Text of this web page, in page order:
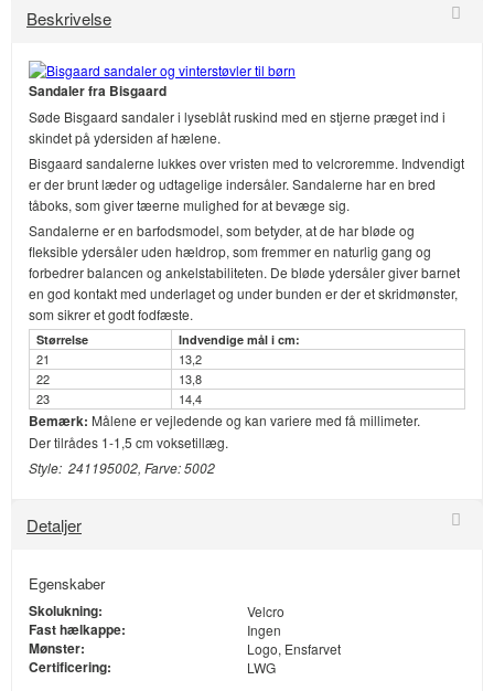
Beskrivelse
Sandaler fra Bisgaard
Søde Bisgaard sandaler i lyseblåt ruskind med en stjerne præget ind i
skindet på ydersiden af hælene.
Bisgaard sandalerne lukkes over vristen med to velcroremme. Indvendigt
er der brunt læder og udtagelige indersåler. Sandalerne har en bred
tåboks, som giver tæerne mulighed for at bevæge sig.
Sandalerne er en barfodsmodel, som betyder, at de har bløde og
fleksible ydersåler uden hældrop, som fremmer en naturlig gang og
forbedrer balancen og ankelstabiliteten. De bløde ydersåler giver barnet
en god kontakt med underlaget og under bunden er der et skridmønster,
som sikrer et godt fodfæste.
Størrelse Indvendige mål i cm:
21
13,2
22
13,8
23
14,4
Bemærk: Målene er vejledende og kan variere med få millimeter.
Der tilrådes 1-1,5 cm voksetillæg.
Style: 241195002, Farve: 5002
Detaljer
Egenskaber
Skolukning: Velcro
Fast hælkappe: Ingen
Mønster: Logo, Ensfarvet
Certificering: LWG